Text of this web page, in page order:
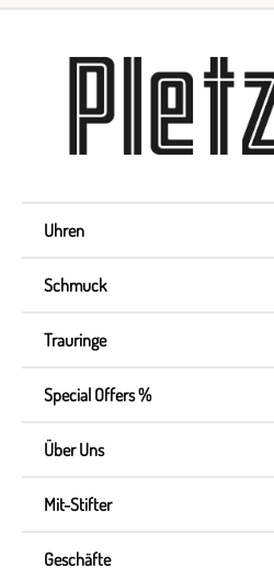
Uhren
Schmuck
Trauringe
Special Offers %
Über Uns
Mit-Stifter
Geschäfte